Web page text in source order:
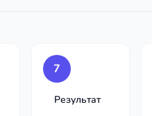
7
Результат